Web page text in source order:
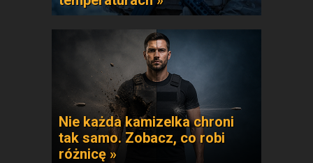
Nie każda kamizelka chroni
tak samo. Zobacz, co robi
różnicę »